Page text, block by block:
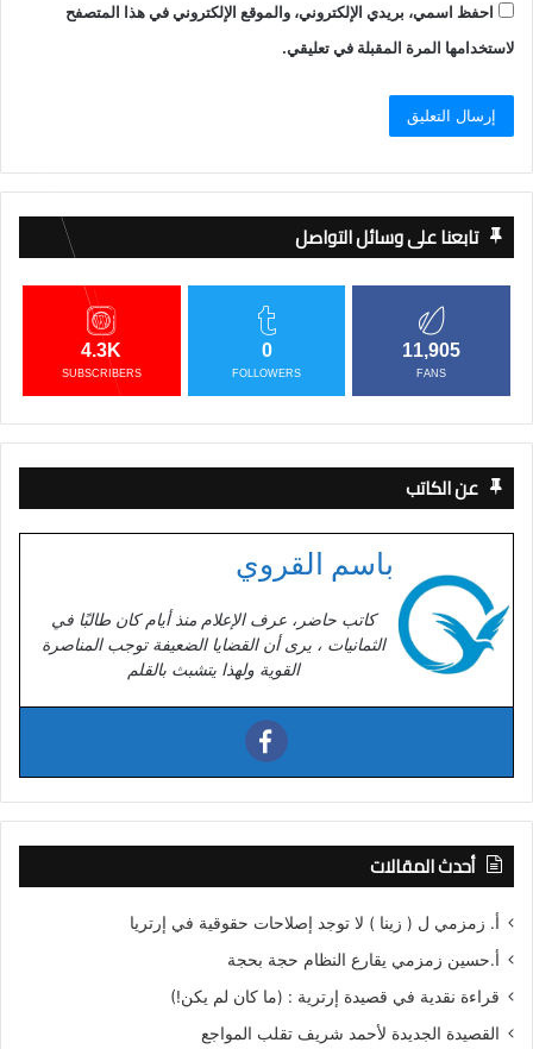
احفظ اسمي، بريدي الإلكتروني، والموقع الإلكتروني في هذا المتصفح
لاستخدامها المرة المقبلة في تعليقي.
تابعنا على وسائل التواصل
11,905
FANS
0
FOLLOWERS
4.3K
SUBSCRIBERS
عن الكاتب
باسم القروي
كاتب حاضر، عرف الإعلام منذ أيام كان طالبًا في
الثمانيات ، يرى أن القضايا الضعيفة توجب المناصرة
القوية ولهذا يتشبث بالقلم
أحدث المقالات
أ. زمزمي ل ( زينا ) لا توجد إصلاحات حقوقية في إرتريا
أ.حسين زمزمي يقارع النظام حجة بحجة
قراءة نقدية في قصيدة إرترية : (ما كان لم يكن!)
القصيدة الجديدة لأحمد شريف تقلب المواجع